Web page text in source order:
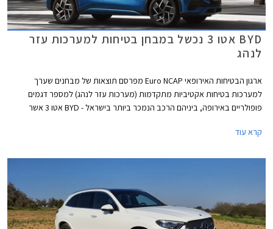
BYD אטו 3 נכשל במבחן בטיחות למערכות עזר
לנהג
ארגון הבטיחות האירופאי Euro NCAP מפרסם תוצאות של מבחנים שערך
למערכות בטיחות אקטיביות מתקדמות (מערכות עזר לנהג) למספר דגמים
פופולריים באירופה, ביניהם הרכב הנמכר ביותר בישראל - BYD אטו 3 אשר
קרא עוד